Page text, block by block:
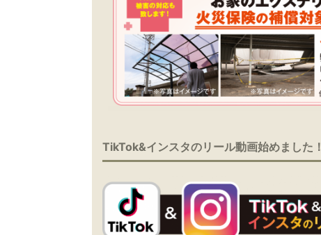
TikTok&インスタのリール動画始めました！